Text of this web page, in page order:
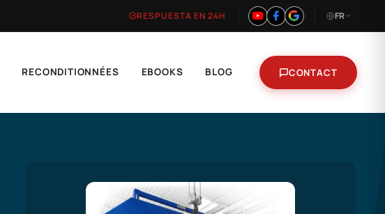
RESPUESTA EN 24H FR
RECONDITIONNÉES EBOOKS BLOG CONTACT